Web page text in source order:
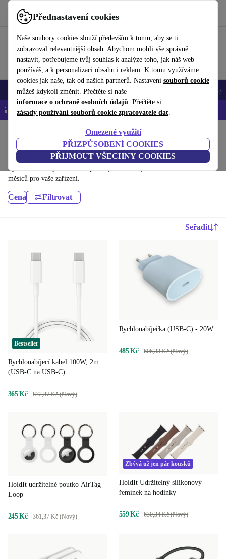
Přednastavení cookies
Naše soubory cookies slouží především k tomu, aby se ti
zobrazoval relevantnější obsah. Abychom mohli vše správně
nastavit, potřebujeme tvůj souhlas k analýze toho, jak náš web
používáš, a k personalizaci obsahu i reklam. K tomu využíváme
cookies jak naše, tak od našich partnerů. Nastavení souborů cookie
můžeš kdykoli změnit. Přečtěte si naše
informace o ochraně osobních údajů. Přečtěte si
zásady používání souborů cookie zpracovatele dat.
Omezené využití
PŘIZPŮSOBENÍ COOKIES
PŘIJMOUT VŠECHNY COOKIES
Používejte refurbed rychle a snadno
Mobily a smartphony Notebooky Tablety Doplňky
📱 -5 % NAVÍC na všechny iPhony – kód: IPHONEDEAL-
Příslušenství
Příslušenství k chytrým hodinkám:
Vysokokvalitní příslušenství pro chytré hodinky s minimální zárukou 12
měsíců pro vaše zařízení.
Cena Filtrovat
Seřadit
Bestseller
Rychlonabíjecí kabel 100W, 2m
(USB-C na USB-C)
365 Kč 872,87 Kč (Nový)
Rychlonabíječka (USB-C) - 20W
485 Kč 606,33 Kč (Nový)
HoldIt udržitelné poutko AirTag
Loop
245 Kč 361,37 Kč (Nový)
Zbývá už jen pár kousků
HoldIt Udržitelný silikonový
řemínek na hodinky
559 Kč 630,34 Kč (Nový)